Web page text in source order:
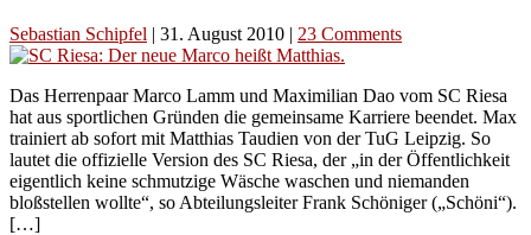
Sebastian Schipfel | 31. August 2010 | 23 Comments
Das Herrenpaar Marco Lamm und Maximilian Dao vom SC Riesa
hat aus sportlichen Gründen die gemeinsame Karriere beendet. Max
trainiert ab sofort mit Matthias Taudien von der TuG Leipzig. So
lautet die offizielle Version des SC Riesa, der „in der Öffentlichkeit
eigentlich keine schmutzige Wäsche waschen und niemanden
bloßstellen wollte“, so Abteilungsleiter Frank Schöniger („Schöni“).
[…]